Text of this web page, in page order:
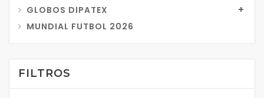
GLOBOS DIPATEX
MUNDIAL FUTBOL 2026
FILTROS